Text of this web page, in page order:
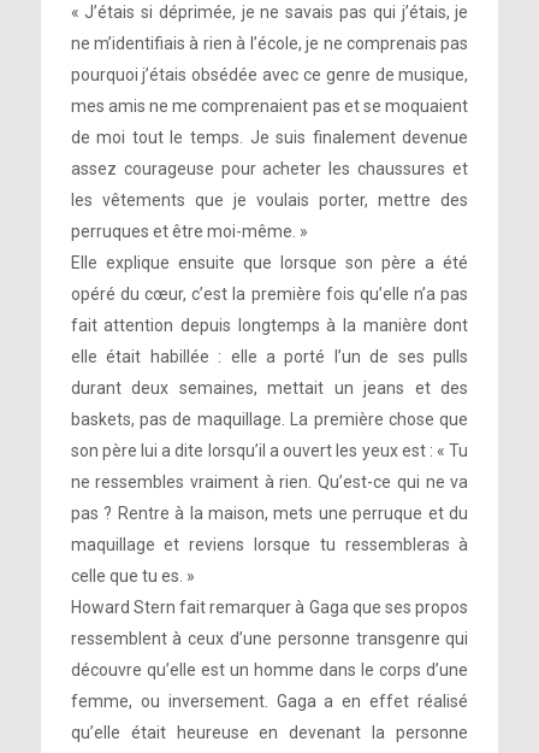
« J’étais si déprimée, je ne savais pas qui j’étais, je
ne m’identifiais à rien à l’école, je ne comprenais pas
pourquoi j’étais obsédée avec ce genre de musique,
mes amis ne me comprenaient pas et se moquaient
de moi tout le temps. Je suis finalement devenue
assez courageuse pour acheter les chaussures et
les vêtements que je voulais porter, mettre des
perruques et être moi-même. »
Elle explique ensuite que lorsque son père a été
opéré du cœur, c’est la première fois qu’elle n’a pas
fait attention depuis longtemps à la manière dont
elle était habillée : elle a porté l’un de ses pulls
durant deux semaines, mettait un jeans et des
baskets, pas de maquillage. La première chose que
son père lui a dite lorsqu’il a ouvert les yeux est : « Tu
ne ressembles vraiment à rien. Qu’est-ce qui ne va
pas ? Rentre à la maison, mets une perruque et du
maquillage et reviens lorsque tu ressembleras à
celle que tu es. »
Howard Stern fait remarquer à Gaga que ses propos
ressemblent à ceux d’une personne transgenre qui
découvre qu’elle est un homme dans le corps d’une
femme, ou inversement. Gaga a en effet réalisé
qu’elle était heureuse en devenant la personne